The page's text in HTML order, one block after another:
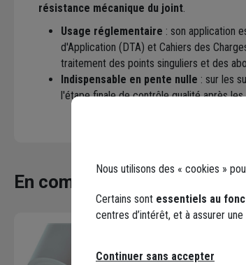
résistance mécanique du joint
Usage réglementaire : son application
d'Application (DTA) et Cahiers des
traitement des points singuliers et des
Indispensable en pente nulle : sur les
l'étape finale de contrôle qualité après
En complément
Nous utilisons des « cookies »
Certains sont essentiels au
centres d’intérêt, et à assurer
Continuer sans accepter